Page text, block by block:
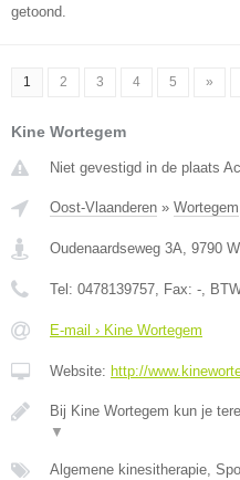
getoond.
1 2 3 4 5 »
Kine Wortegem
Niet gevestigd in de plaats
Oost-Vlaanderen » Wortegem
Oudenaardseweg 3A, 9790
Tel: 0478139757, Fax: -,
E-mail › Kine Wortegem
Website: http://
Bij Kine Wortegem kun je
▼
Algemene kinesitherapie,